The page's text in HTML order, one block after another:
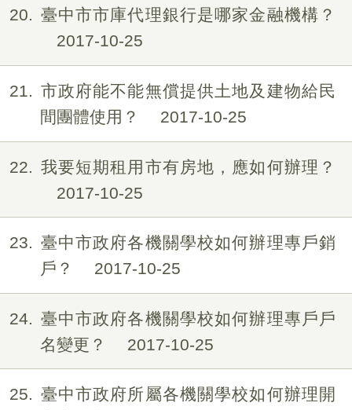
20
臺中市市庫代理銀行是哪家金融機構？
2017-10-25
21
市政府能不能無償提供土地及建物給民
間團體使用？
2017-10-25
22
我要短期租用市有房地，應如何辦理？
2017-10-25
23
臺中市政府各機關學校如何辦理專戶銷
戶？
2017-10-25
24
臺中市政府各機關學校如何辦理專戶戶
名變更？
2017-10-25
25
臺中市政府所屬各機關學校如何辦理開